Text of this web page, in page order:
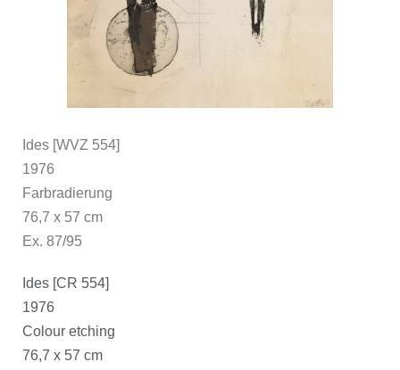
Ides [WVZ 554]
1976
Farbradierung
76,7 x 57 cm
Ex. 87/95
Ides [CR 554]
1976
Colour etching
76,7 x 57 cm